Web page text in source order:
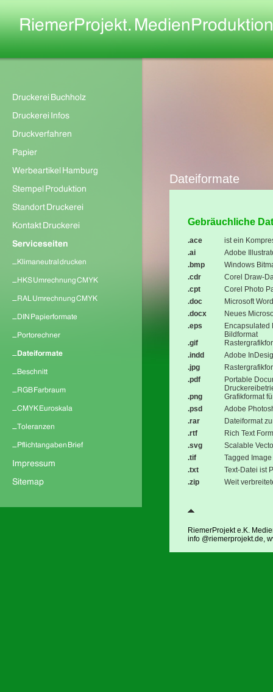
Dateiformate
Gebräuchliche
.ace
ist ein
.ai
Adobe
.bmp
Windows
.cdr
Corel Draw-
.cpt
Corel Photo
.doc
Microsoft
.docx
Neues
.eps
Encapsulated
Bildformat
.gif
.indd
Adobe
.jpg
.pdf
Portable
.png
Grafikformat
.psd
Adobe
.rar
Dateiformat
.rtf
Rich Text
.svg
Scalable
.tif
Tagged
.txt
Text-Datei ist
.zip
Weit
RiemerProjekt e.K.
info @riemerprojekt.de,